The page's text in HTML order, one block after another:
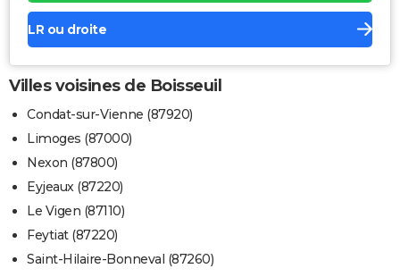
LR ou droite
Villes voisines de Boisseuil
Condat-sur-Vienne (87920)
Limoges (87000)
Nexon (87800)
Eyjeaux (87220)
Le Vigen (87110)
Feytiat (87220)
Saint-Hilaire-Bonneval (87260)